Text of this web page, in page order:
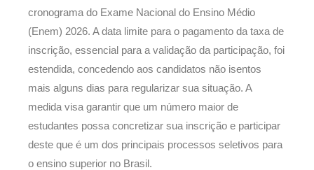
cronograma do Exame Nacional do Ensino Médio
(Enem) 2026. A data limite para o pagamento da taxa de
inscrição, essencial para a validação da participação, foi
estendida, concedendo aos candidatos não isentos
mais alguns dias para regularizar sua situação. A
medida visa garantir que um número maior de
estudantes possa concretizar sua inscrição e participar
deste que é um dos principais processos seletivos para
o ensino superior no Brasil.